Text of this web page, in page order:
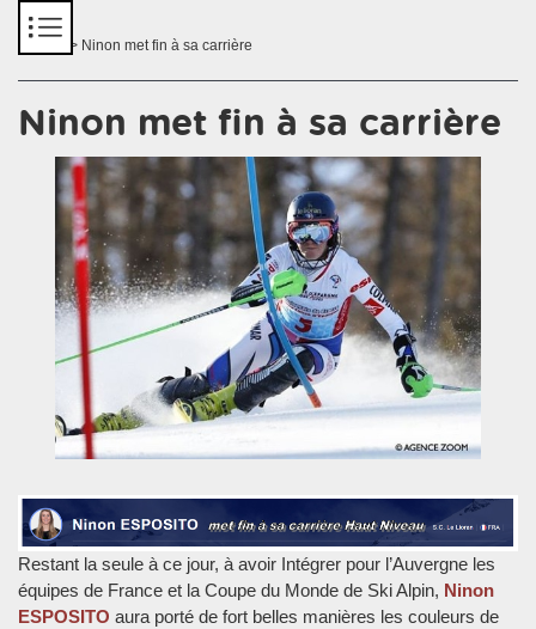
> Ninon met fin à sa carrière
Ninon met fin à sa carrière
Restant la seule à ce jour, à avoir Intégrer pour l’Auvergne les
équipes de France et la Coupe du Monde de Ski Alpin, Ninon
ESPOSITO aura porté de fort belles manières les couleurs de